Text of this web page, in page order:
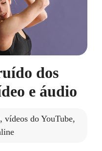
dos
e áudio
vídeos do YouTube,